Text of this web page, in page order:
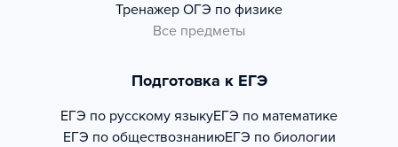
Тренажер ОГЭ по физике
Все предметы
Подготовка к ЕГЭ
ЕГЭ по русскому языкуЕГЭ по математике
ЕГЭ по обществознаниюЕГЭ по биологии